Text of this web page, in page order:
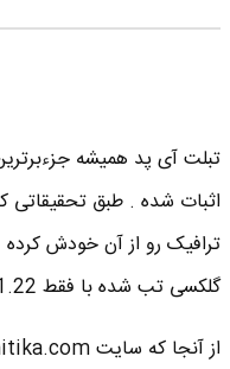
تبلت آی پد همیشه
ترافیک رو از آن خودش کرده
گلکسی تب شده با فقط 1.22 درصد و رتبه آخر نیز از آن تبلت نوک شرکت barnes & nobles با 0.53 درصد .